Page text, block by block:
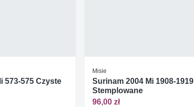
573-575 Czyste
Misie
Surinam 2004 Mi 1908-1919
Stemplowane
96,00 zł